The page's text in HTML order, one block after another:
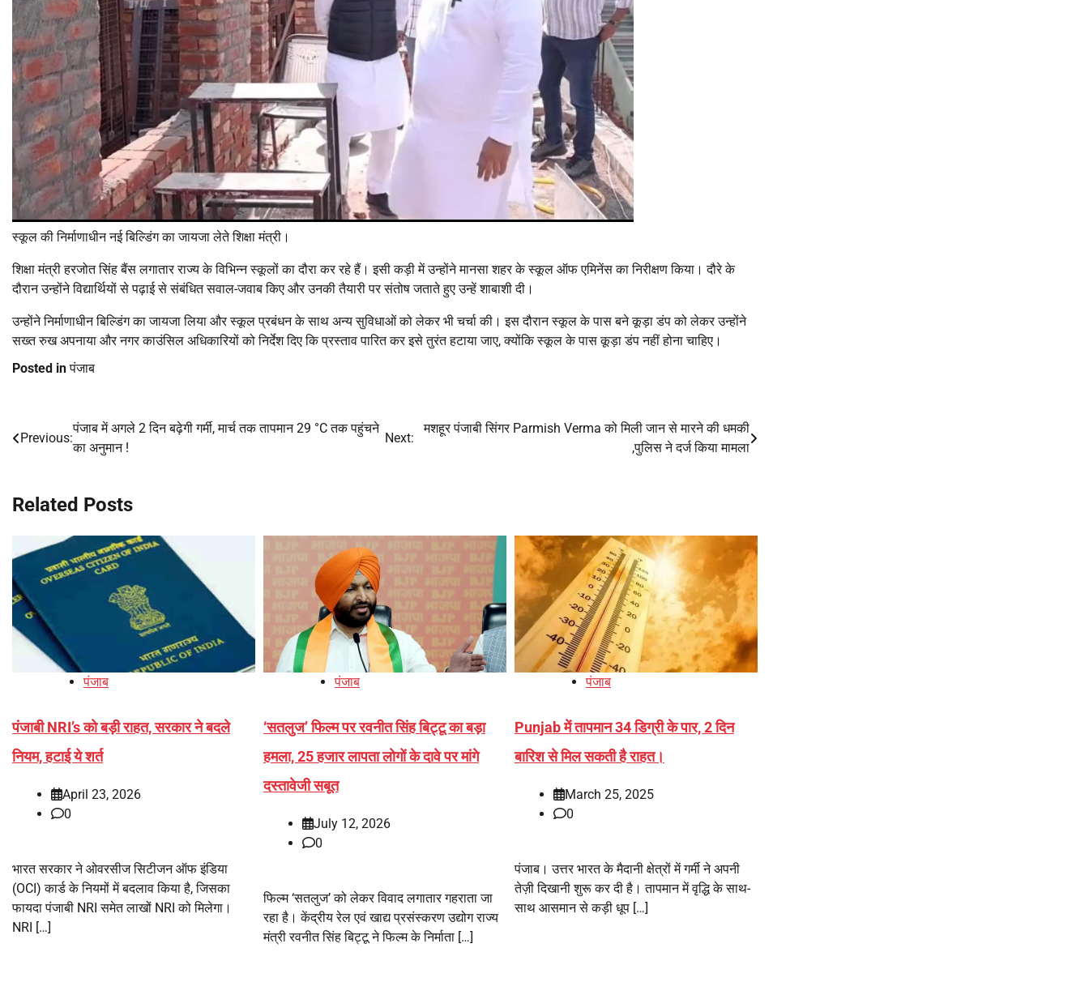
स्कूल की निर्माणाधीन नई बिल्डिंग का जायजा लेते शिक्षा मंत्री।
शिक्षा मंत्री हरजोत सिंह बैंस लगातार राज्य के विभिन्न स्कूलों का दौरा कर रहे हैं। इसी कड़ी में उन्होंने मानसा शहर के स्कूल ऑफ एमिनेंस का निरीक्षण किया। दौरे के
दौरान उन्होंने विद्यार्थियों से पढ़ाई से संबंधित सवाल-जवाब किए और उनकी तैयारी पर संतोष जताते हुए उन्हें शाबाशी दी।
उन्होंने निर्माणाधीन बिल्डिंग का जायजा लिया और स्कूल प्रबंधन के साथ अन्य सुविधाओं को लेकर भी चर्चा की। इस दौरान स्कूल के पास बने कूड़ा डंप को लेकर उन्होंने
सख्त रुख अपनाया और नगर काउंसिल अधिकारियों को निर्देश दिए कि प्रस्ताव पारित कर इसे तुरंत हटाया जाए, क्योंकि स्कूल के पास कूड़ा डंप नहीं होना चाहिए।
Posted inपंजाब
Post
navigation
Previous:
पंजाब में अगले 2 दिन बढ़ेगी गर्मी, मार्च तक तापमान 29 °C तक पहुंचने
का अनुमान !
Next:
मशहूर पंजाबी सिंगर Parmish Verma को मिली जान से मारने की धमकी
,पुलिस ने दर्ज किया मामला
Related Posts
पंजाब
पंजाबी NRI’s को बड़ी राहत, सरकार ने बदले
नियम, हटाई ये शर्त
April 23, 2026
0
भारत सरकार ने ओवरसीज सिटीजन ऑफ इंडिया
(OCI) कार्ड के नियमों में बदलाव किया है, जिसका
फायदा पंजाबी NRI समेत लाखों NRI को मिलेगा।
NRI […]
पंजाब
‘सतलुज’ फिल्म पर रवनीत सिंह बिट्टू का बड़ा
हमला, 25 हजार लापता लोगों के दावे पर मांगे
दस्तावेजी सबूत
July 12, 2026
0
फिल्म ‘सतलुज’ को लेकर विवाद लगातार गहराता जा
रहा है। केंद्रीय रेल एवं खाद्य प्रसंस्करण उद्योग राज्य
मंत्री रवनीत सिंह बिट्टू ने फिल्म के निर्माता […]
पंजाब
Punjab में तापमान 34 डिग्री के पार, 2 दिन
बारिश से मिल सकती है राहत।
March 25, 2025
0
पंजाब। उत्तर भारत के मैदानी क्षेत्रों में गर्मी ने अपनी
तेज़ी दिखानी शुरू कर दी है। तापमान में वृद्धि के साथ-
साथ आसमान से कड़ी धूप […]